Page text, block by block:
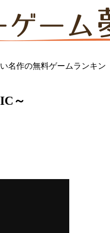
名作の無料ゲームランキン
～